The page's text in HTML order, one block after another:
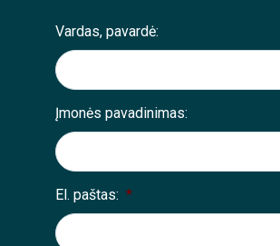
Vardas, pavardė:
Įmonės pavadinimas:
El. paštas: *